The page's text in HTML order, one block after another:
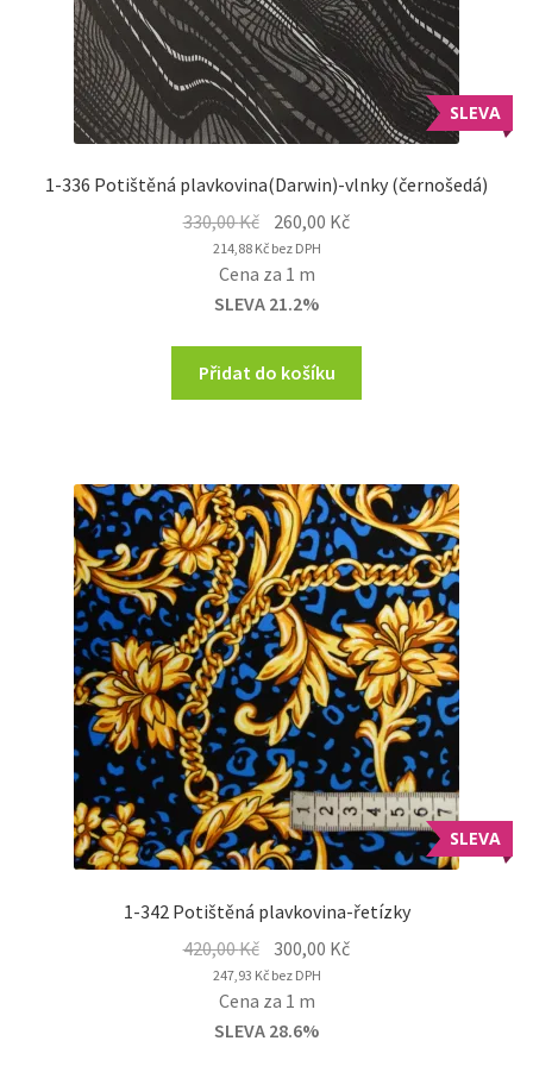
SLEVA
1-336 Potištěná plavkovina(Darwin)-vlnky (černošedá)
330,00Kč Original
price
was:
330,00 Kč.
260,00 KčCurrent
214,88 Kčbez DPH
Cena za 1 m
SLEVA 21.2%
Přidat do košíku
SLEVA
1-342 Potištěná plavkovina-řetízky
420,00Kč Original
price
was:
420,00 Kč.
300,00 KčCurrent
247,93 Kčbez DPH
Cena za 1 m
SLEVA 28.6%